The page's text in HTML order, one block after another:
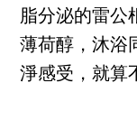
脂分泌的雷公
薄荷醇，沐浴
淨感受，就算